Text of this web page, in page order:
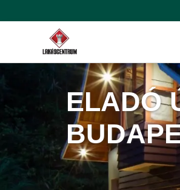
ELADÓ